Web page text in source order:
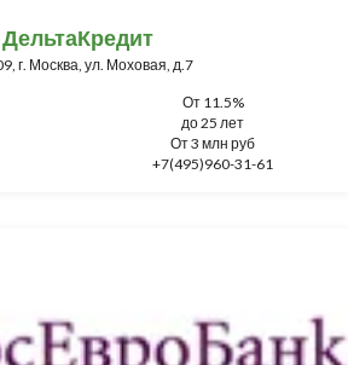
ДельтаКредит
г. Москва, ул. Моховая, д.7
От 11.5%
до 25 лет
От 3 млн руб
+7(495)960-31-61